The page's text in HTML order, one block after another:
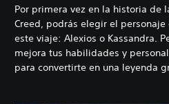
Por primera vez en la historia de
Creed, podrás elegir el
este viaje: Alexios o Kassandra.
mejora tus habilidades y
para convertirte en una leyenda